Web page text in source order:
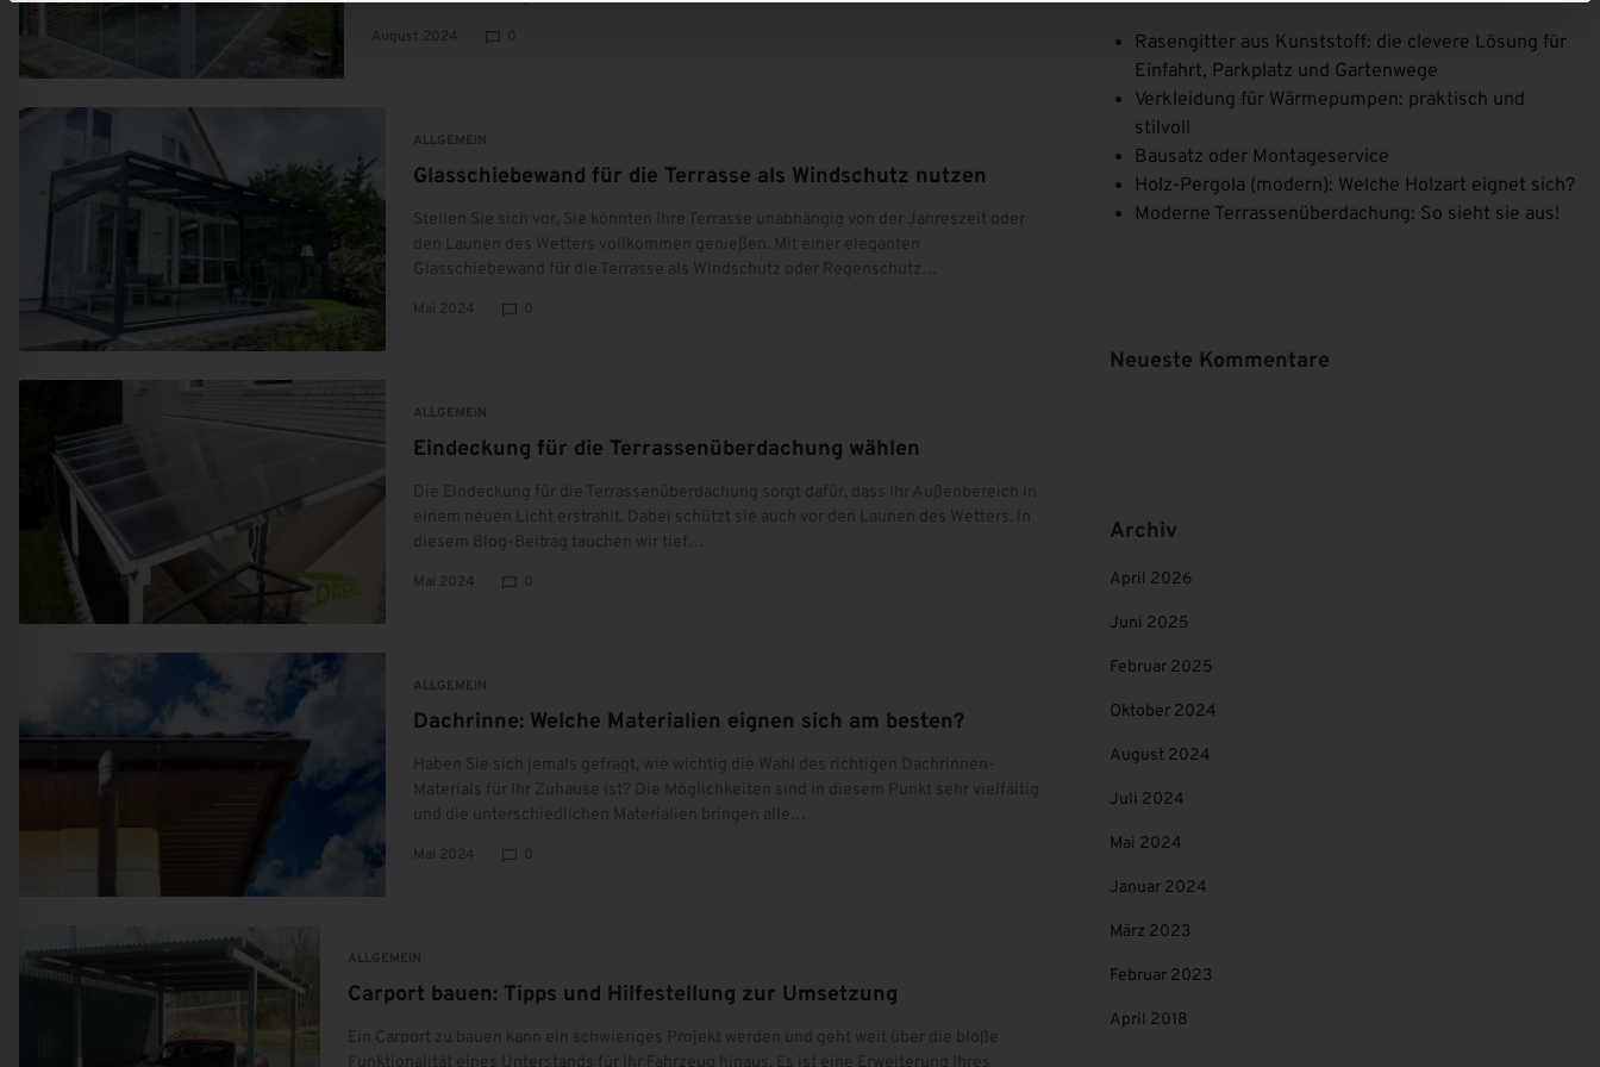
||
Qualität
fairen
Preisen.
Sonnenschutz
Sonstiges
Mehr erfahren
Terrassendach Konfigurator
Mehr erfahren
Überdachungen
Mehr erfahren
Zaunelemente
Mehr erfahren
August 2024 0
ALLGEMEIN
Glasschiebewand für die Terrasse als Windschutz nutzen
Stellen Sie sich vor, Sie könnten Ihre Terrasse unabhängig von der Jahreszeit oder
den Launen des Wetters vollkommen genießen. Mit einer eleganten
Glasschiebewand für die Terrasse als Windschutz oder Regenschutz…
Mai 2024 0
ALLGEMEIN
Eindeckung für die Terrassenüberdachung wählen
Die Eindeckung für die Terrassenüberdachung sorgt dafür, dass Ihr Außenbereich in
einem neuen Licht erstrahlt. Dabei schützt sie auch vor den Launen des Wetters. In
diesem Blog-Beitrag tauchen wir tief…
Mai 2024 0
ALLGEMEIN
Dachrinne: Welche Materialien eignen sich am besten?
Haben Sie sich jemals gefragt, wie wichtig die Wahl des richtigen Dachrinnen-
Materials für Ihr Zuhause ist? Die Möglichkeiten sind in diesem Punkt sehr vielfältig
und die unterschiedlichen Materialien bringen alle…
Mai 2024 0
ALLGEMEIN
Carport bauen: Tipps und Hilfestellung zur Umsetzung
Ein Carport zu bauen kann ein schwieriges Projekt werden und geht weit über die bloße
Rasengitter aus Kunststoff: die clevere Lösung für
Einfahrt, Parkplatz und Gartenwege
Verkleidung für Wärmepumpen: praktisch und
stilvoll
Bausatz oder Montageservice
Holz-Pergola (modern): Welche Holzart eignet sich?
Moderne Terrassenüberdachung: So sieht sie aus!
Neueste Kommentare
Archiv
April 2026
Juni 2025
Februar 2025
Oktober 2024
August 2024
Juli 2024
Mai 2024
Januar 2024
März 2023
Februar 2023
April 2018